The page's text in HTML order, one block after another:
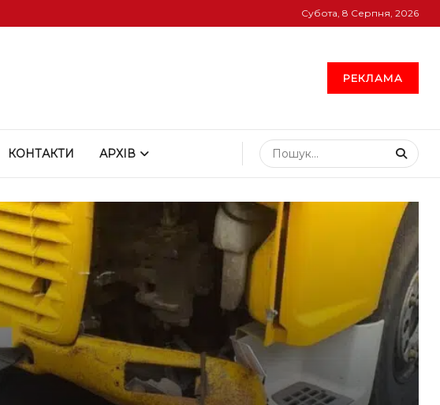
Субота, 8 Серпня, 2026
РЕКЛАМА
КОНТАКТИ АРХІВ